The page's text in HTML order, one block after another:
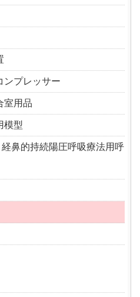
ンプレッサー
室用品
模型
鼻的持続陽圧呼吸療法用呼